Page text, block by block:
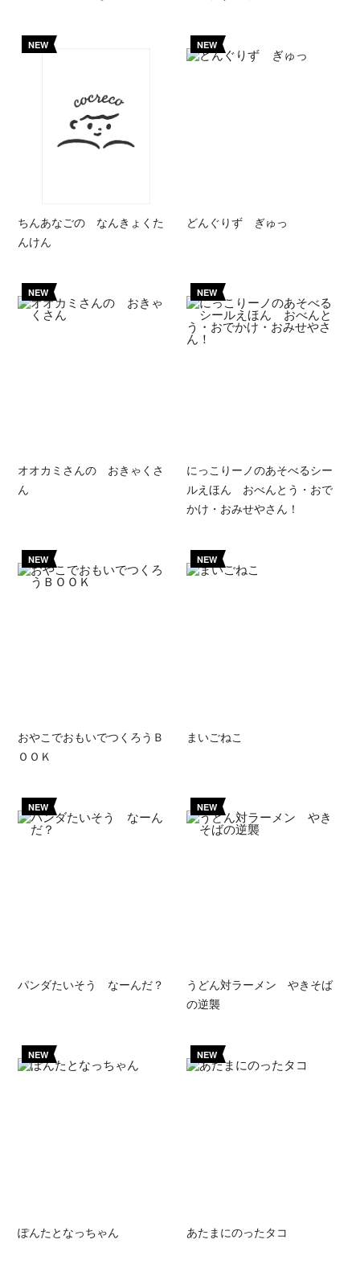
NEW
ちんあなごの なんきょくた
んけん
NEW
どんぐりず ぎゅっ
NEW
オオカミさんの おきゃくさ
ん
NEW
にっこりーノのあそべるシー
ルえほん おべんとう・おで
かけ・おみせやさん！
NEW
おやこでおもいでつくろうＢ
ＯＯＫ
NEW
まいごねこ
NEW
パンダたいそう なーんだ？
NEW
うどん対ラーメン やきそば
の逆襲
NEW
ぽんたとなっちゃん
NEW
あたまにのったタコ